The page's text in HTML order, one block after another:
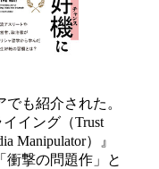
も紹介された。
イング（Trust
Manipulator）』
衝撃の問題作」と